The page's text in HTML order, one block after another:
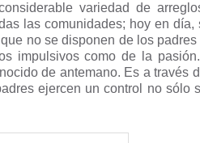
variedad de
las comunidades; hoy en día,
no se disponen de los
impulsivos como de la
de antemano. Es a través
ejercen un control no sólo